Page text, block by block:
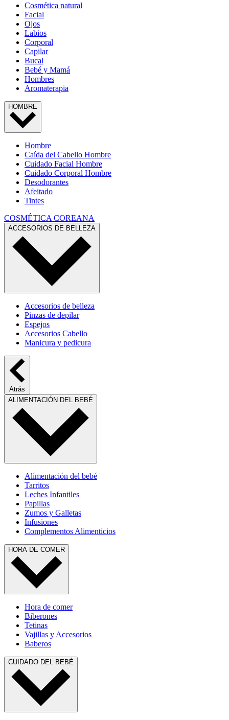
Cosmética natural
Facial
Ojos
Labios
Corporal
Capilar
Bucal
Bebé y Mamá
Hombres
Aromaterapia
HOMBRE
Hombre
Caída del Cabello Hombre
Cuidado Facial Hombre
Cuidado Corporal Hombre
Desodorantes
Afeitado
Tintes
COSMÉTICA COREANA
ACCESORIOS DE BELLEZA
Accesorios de belleza
Pinzas de depilar
Espejos
Accesorios Cabello
Manicura y pedicura
Atrás
ALIMENTACIÓN DEL BEBÉ
Alimentación del bebé
Tarritos
Leches Infantiles
Papillas
Zumos y Galletas
Infusiones
Complementos Alimenticios
HORA DE COMER
Hora de comer
Biberones
Tetinas
Vajillas y Accesorios
Baberos
CUIDADO DEL BEBÉ